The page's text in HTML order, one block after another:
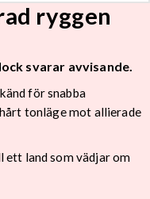
ryggen
svarar avvisande.
för snabba
tonläge mot allierade
ett land som vädjar om